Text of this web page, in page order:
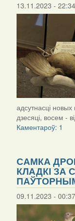
13.11.2023 -
адсутнасці новых
дзесяці, восем -
Каментароў: 1
САМКА
КЛАДКІ ЗА
09.11.2023 -